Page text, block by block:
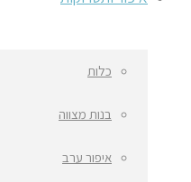
כלות
בנות מצווה
איפור ערב